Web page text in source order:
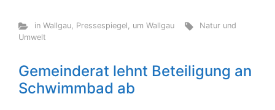
in Wallgau, Pressespiegel, um Wallgau
Natur und
Umwelt
Gemeinderat lehnt Beteiligung an
Schwimmbad ab